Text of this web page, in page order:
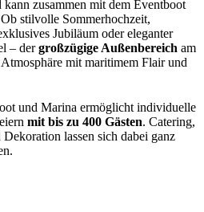
zusammen mit dem Eventboot
stilvolle Sommerhochzeit,
Jubiläum oder eleganter
– dergroßzügige Außenbereich am
mit maritimem Flair und
und Marina ermöglicht individuelle
mit bis zu 400 Gästen. Catering,
lassen sich dabei ganz